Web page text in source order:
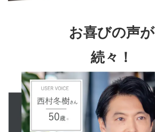
お喜びの声が
続々！